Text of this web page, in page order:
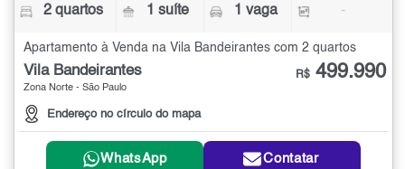
2 quartos 1 suíte 1 vaga -
Apartamento à Venda na Vila Bandeirantes com 2 quartos
Vila Bandeirantes
Zona Norte - São Paulo
Endereço no círculo do mapa
R$ 499.990
WhatsApp Contatar